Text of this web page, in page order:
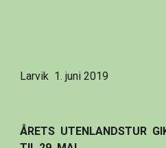
Larvik  1. juni 2019
ÅRETS  UTENLANDSTUR